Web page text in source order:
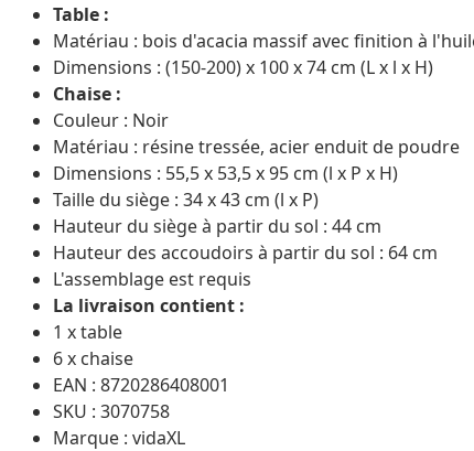
Table :
Matériau : bois d'acacia massif avec finition à
Dimensions : (150-200) x 100 x 74 cm (L x l x H)
Chaise :
Couleur : Noir
Matériau : résine tressée, acier enduit de poudre
Dimensions : 55,5 x 53,5 x 95 cm (l x P x H)
Taille du siège : 34 x 43 cm (l x P)
Hauteur du siège à partir du sol : 44 cm
Hauteur des accoudoirs à partir du sol : 64 cm
L'assemblage est requis
La livraison contient :
1 x table
6 x chaise
EAN : 8720286408001
SKU : 3070758
Marque : vidaXL